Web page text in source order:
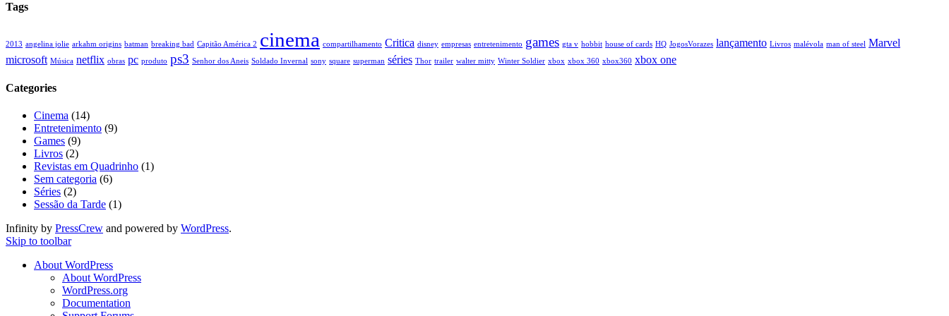
Tags
2013 angelina jolie arkahm origins batman breaking bad Capitão América 2 cinema compartilhamento Critica disney empresas entretenimento games gta v hobbit house of cards HQ JogosVorazes lançamento Livros malévola man of steel Marvel
microsoft Música netflix obras pc produto ps3 Senhor dos Aneis Soldado Invernal sony square superman séries Thor trailer walter mitty Winter Soldier xbox xbox 360 xbox360 xbox one
Categories
Cinema (14)
Entretenimento (9)
Games (9)
Livros (2)
Revistas em Quadrinho (1)
Sem categoria (6)
Séries (2)
Sessão da Tarde (1)
Infinity by PressCrew and powered by WordPress.
Skip to toolbar
About WordPress
About WordPress
WordPress.org
Documentation